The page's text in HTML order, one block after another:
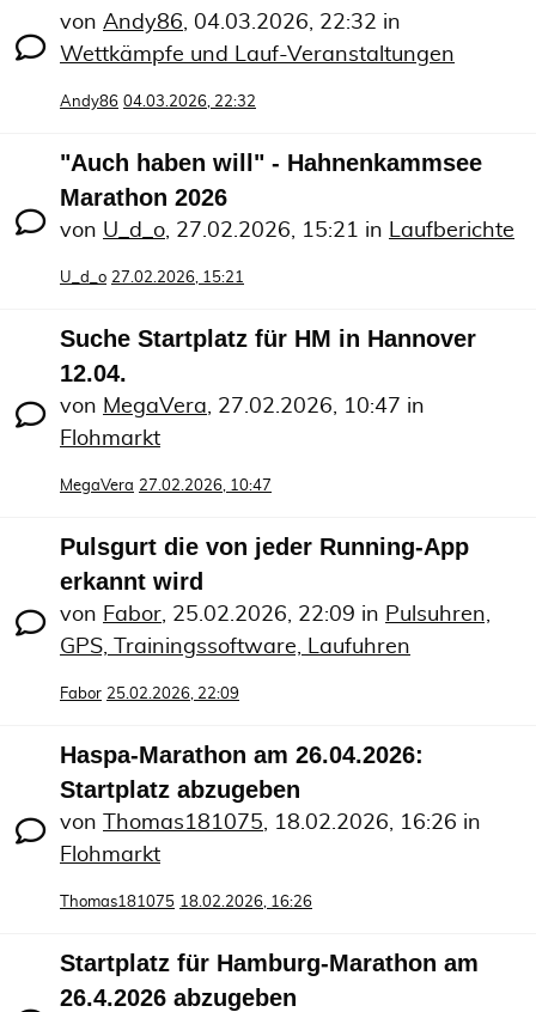
von Andy86, 04.03.2026, 22:32 in
Wettkämpfe und Lauf-Veranstaltungen
Andy86 04.03.2026, 22:32
"Auch haben will" - Hahnenkammsee
Marathon 2026
von U_d_o, 27.02.2026, 15:21 in Laufberichte
U_d_o 27.02.2026, 15:21
Suche Startplatz für HM in Hannover
12.04.
von MegaVera, 27.02.2026, 10:47 in
Flohmarkt
MegaVera 27.02.2026, 10:47
Pulsgurt die von jeder Running-App
erkannt wird
von Fabor, 25.02.2026, 22:09 in Pulsuhren,
GPS, Trainingssoftware, Laufuhren
Fabor 25.02.2026, 22:09
Haspa-Marathon am 26.04.2026:
Startplatz abzugeben
von Thomas181075, 18.02.2026, 16:26 in
Flohmarkt
Thomas181075 18.02.2026, 16:26
Startplatz für Hamburg-Marathon am
26.4.2026 abzugeben